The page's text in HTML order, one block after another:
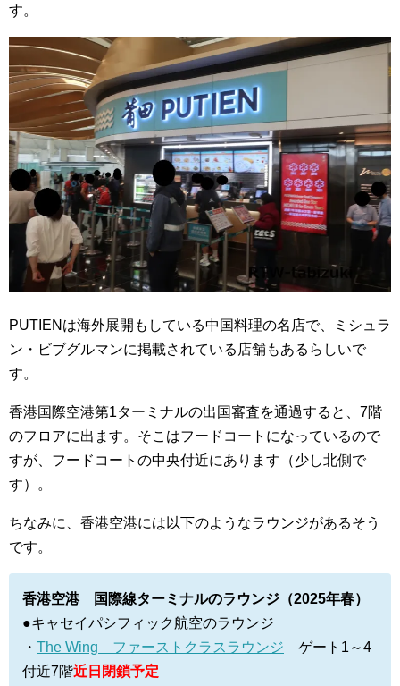
す。
PUTIENは海外展開もしている中国料理の名店で、ミシュラ
ン・ビブグルマンに掲載されている店舗もあるらしいで
す。
香港国際空港第1ターミナルの出国審査を通過すると、7階
のフロアに出ます。そこはフードコートになっているので
すが、フードコートの中央付近にあります（少し北側で
す）。
ちなみに、香港空港には以下のようなラウンジがあるそう
です。
香港空港 国際線ターミナルのラウンジ（2025年春）
●キャセイパシフィック航空のラウンジ
・ The Wing ファーストクラスラウンジ ゲート1～4
付近7階近日閉鎖予定